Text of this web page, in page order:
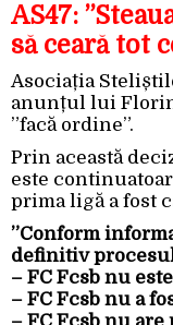
AS47:
să ceară tot
Asociația
anunțul lui
”facă ordine”.
Prin această
este
prima ligă a fost
”Conform
definitiv
– FC Fcsb nu
– FC Fcsb nu a